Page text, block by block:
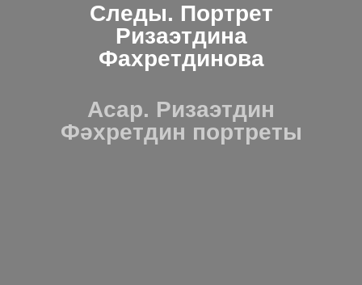
Следы. Портрет
Ризаэтдина
Фахретдинова
Асар. Ризаэтдин
Фәхретдин портреты